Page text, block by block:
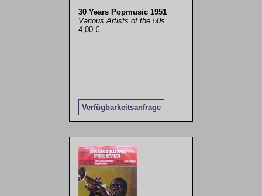
30 Years Popmusic 1951
Various Artists of the 50s
4,00 €
Verfügbarkeitsanfrage